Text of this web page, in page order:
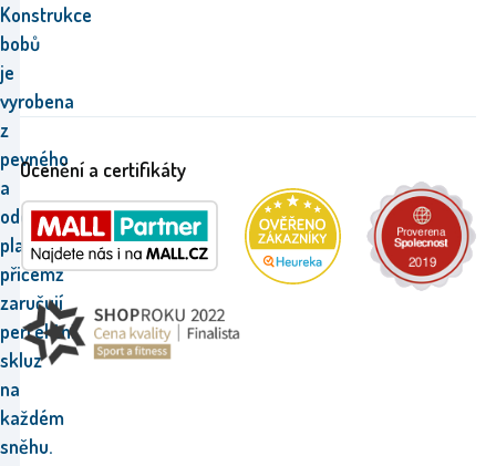
Konstrukce
bobů
je
vyrobena
z
pevného
a
odolného
plastu,
přičemž
zaručují
perfektní
skluz
na
každém
sněhu.
Ocenění a certifikáty